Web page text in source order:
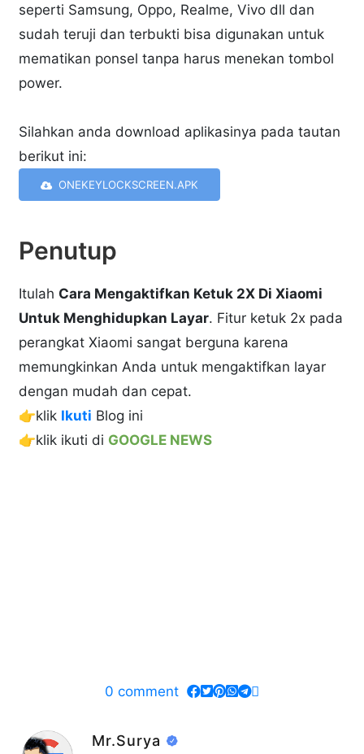
seperti Samsung, Oppo, Realme, Vivo dll dan
sudah teruji dan terbukti bisa digunakan untuk
mematikan ponsel tanpa harus menekan tombol
power.
Silahkan anda download aplikasinya pada tautan
berikut ini:
ONEKEYLOCKSCREEN.APK
Penutup
Itulah Cara Mengaktifkan Ketuk 2X Di Xiaomi
Untuk Menghidupkan Layar. Fitur ketuk 2x pada
perangkat Xiaomi sangat berguna karena
memungkinkan Anda untuk mengaktifkan layar
dengan mudah dan cepat.
👉klik Ikuti Blog ini
👉klik ikuti di GOOGLE NEWS
0 comment
Mr.Surya